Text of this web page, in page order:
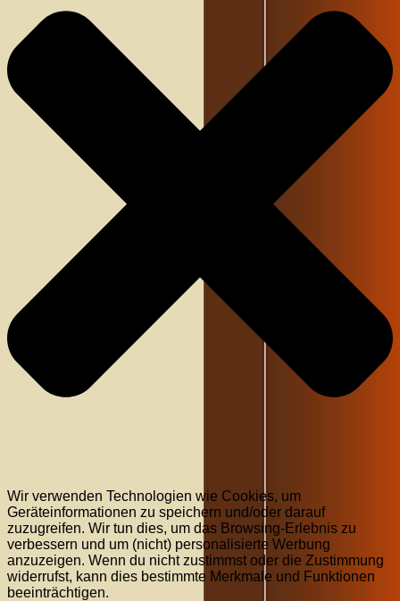
Wir verwenden Technologien wie Cookies, um
Geräteinformationen zu speichern und/oder darauf
zuzugreifen. Wir tun dies, um das Browsing-Erlebnis zu
verbessern und um (nicht) personalisierte Werbung
anzuzeigen. Wenn du nicht zustimmst oder die Zustimmung
widerrufst, kann dies bestimmte Merkmale und Funktionen
beeinträchtigen.